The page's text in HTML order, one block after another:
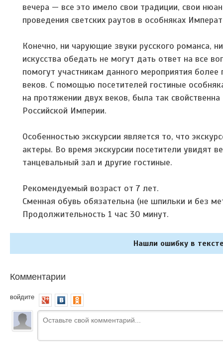
вечера — все это имело свои традиции, свои
проведения светских раутов в особняках
Конечно, ни чарующие звуки русского романса,
искусства обедать не могут дать ответ на все
помогут участникам данного мероприятия
веков. С помощью посетителей гостиные
на протяжении двух веков, была так
Российской Империи.
Особенностью экскурсии является то, что
актеры. Во время экскурсии посетители увидят
танцевальный зал и другие гостиные.
Рекомендуемый возраст от 7 лет.
Сменная обувь обязательна (не шпильки и без
Продолжительность 1 час 30 минут.
Нашли ошибку в
Комментарии
войдите